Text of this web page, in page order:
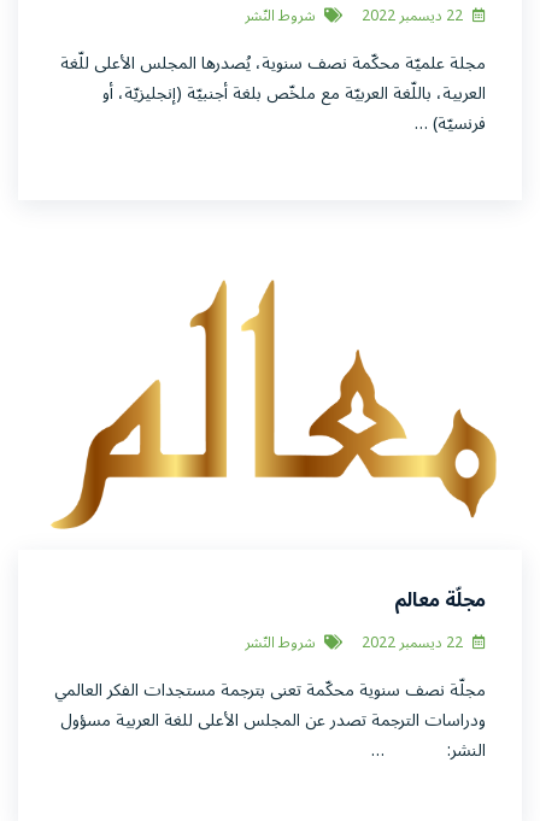
شروط النّشر
مجلة علميّة محكّمة نصف سنوية، يُصدرها المجلس الأعلى للّغة
العربية، باللّغة العربيّة مع ملخّص بلغة أجنبيّة (إنجليزيّة، أو
فرنسيّة) …
مجلّة معالم
شروط النّشر
مجلّة نصف سنوية محكّمة تعنى بترجمة مستجدات الفكر العالمي
ودراسات الترجمة تصدر عن المجلس الأعلى للغة العربية مسؤول
النشر: …